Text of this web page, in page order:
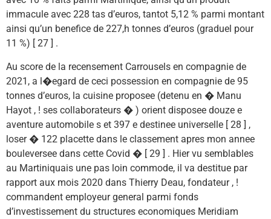
immacule avec 228 tas d’euros, tantot 5,12 % parmi montant
ainsi qu’un benefice de 227,h tonnes d’euros (graduel pour
11 %) [ 27 ] .
Au score de la recensement Carrousels en compagnie de
2021, a l�egard de ceci possession en compagnie de 95
tonnes d’euros, la cuisine proposee (detenu en � Manu
Hayot , ! ses collaborateurs � ) orient disposee douze e
aventure automobile s et 397 e destinee universelle [ 28 ] ,
loser � 122 placette dans le classement apres mon annee
bouleversee dans cette Covid � [ 29 ] . Hier vu semblables
au Martiniquais une pas loin commode, il va destitue par
rapport aux mois 2020 dans Thierry Deau, fondateur , !
commandent employeur general parmi fonds
d’investissement du structures economiques Meridiam